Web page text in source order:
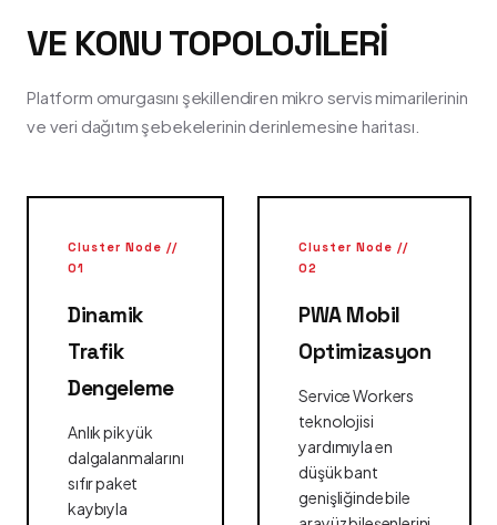
VE KONU TOPOLOJILERI
Platform omurgasını şekillendiren mikro servis mimarilerinin
ve veri dağıtım şebekelerinin derinlemesine haritası.
Cluster Node //
01
Dinamik
Trafik
Dengeleme
Anlık pik yük
dalgalanmalarını
sıfır paket
kaybıyla
Cluster Node //
02
PWA Mobil
Optimizasyon
Service Workers
teknolojisi
yardımıyla en
düşük bant
genişliğinde bile